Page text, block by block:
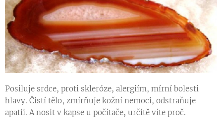
Posiluje srdce, proti skleróze, alergiím, mírní bolesti
hlavy. Čistí tělo, zmírňuje kožní nemoci, odstraňuje
apatii. A nosit v kapse u počítače, určitě víte proč.